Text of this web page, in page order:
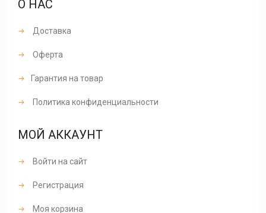
О НАС
Доставка
Оферта
Гарантия на товар
Политика конфиденциальности
МОЙ АККАУНТ
Войти на сайт
Регистрация
Моя корзина